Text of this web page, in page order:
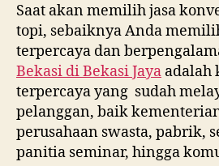
Saat akan memilih jasa
topi, sebaiknya Anda
terpercaya dan
Bekasi diBekasi Jaya adalah
terpercaya yang sudah
pelanggan, baik
perusahaan swasta, pabrik,
panitia seminar, hingga